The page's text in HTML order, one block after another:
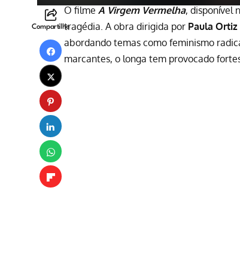
Compartilhe
O filme A Virgem Vermelha, disponível
tragédia. A obra dirigida por Paula Ortiz
abordando temas como feminismo
marcantes, o longa tem provocado